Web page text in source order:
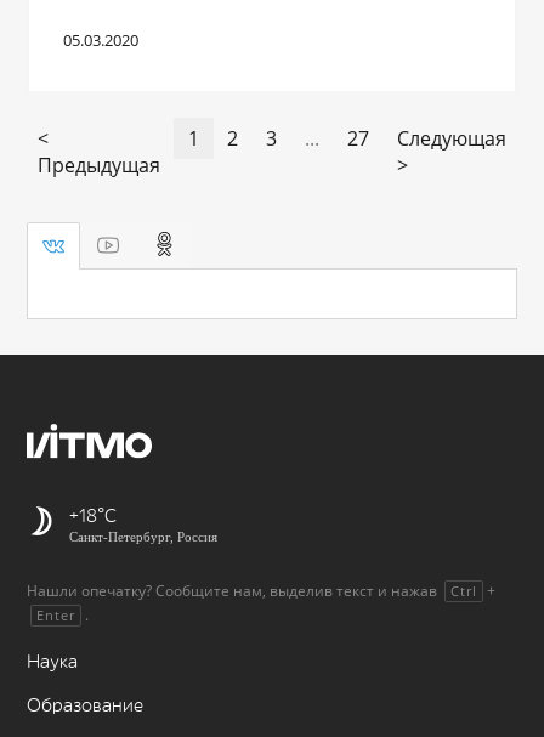
05.03.2020
<
Предыдущая
1 2 3 ... 27
Следующая
>
+18
Санкт-Петербург, Россия
Нашли опечатку? Сообщите нам, выделив текст и нажав Ctrl +
Enter .
Наука
Образование